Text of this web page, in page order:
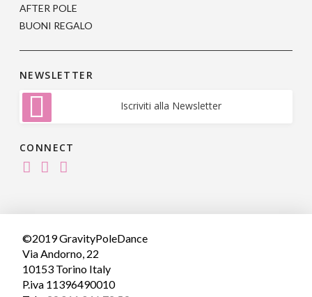
AFTER POLE
BUONI REGALO
NEWSLETTER
Iscriviti alla Newsletter
CONNECT
©2019 GravityPoleDance
Via Andorno, 22
10153 Torino Italy
P.iva 11396490010